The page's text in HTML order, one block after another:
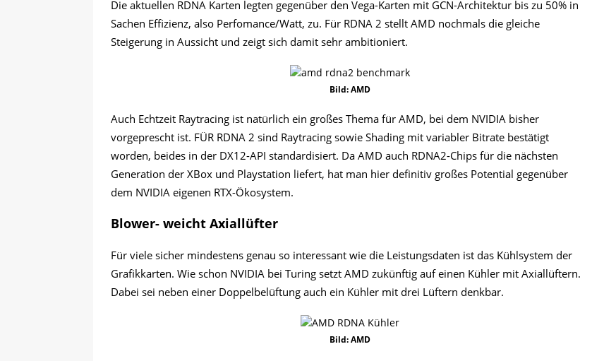
Die aktuellen RDNA Karten legten gegenüber den Vega-Karten mit GCN-Architektur bis zu 50% in
Sachen Effizienz, also Perfomance/Watt, zu. Für RDNA 2 stellt AMD nochmals die gleiche
Steigerung in Aussicht und zeigt sich damit sehr ambitioniert.
Bild: AMD
Auch Echtzeit Raytracing ist natürlich ein großes Thema für AMD, bei dem NVIDIA bisher
vorgeprescht ist. FÜR RDNA 2 sind Raytracing sowie Shading mit variabler Bitrate bestätigt
worden, beides in der DX12-API standardisiert. Da AMD auch RDNA2-Chips für die nächsten
Generation der XBox und Playstation liefert, hat man hier definitiv großes Potential gegenüber
dem NVIDIA eigenen RTX-Ökosystem.
Blower- weicht Axiallüfter
Für viele sicher mindestens genau so interessant wie die Leistungsdaten ist das Kühlsystem der
Grafikkarten. Wie schon NVIDIA bei Turing setzt AMD zukünftig auf einen Kühler mit Axiallüftern.
Dabei sei neben einer Doppelbelüftung auch ein Kühler mit drei Lüftern denkbar.
Bild: AMD